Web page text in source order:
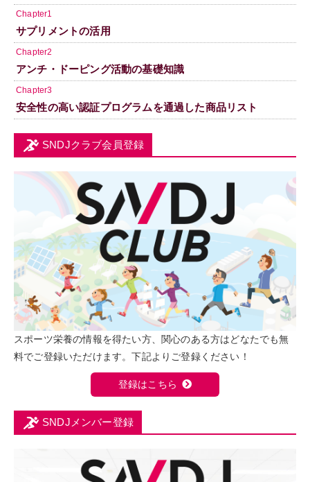
Chapter1
サプリメントの活用
Chapter2
アンチ・ドーピング活動の基礎知識
Chapter3
安全性の高い認証プログラムを通過した商品リスト
SNDJクラブ会員登録
スポーツ栄養の情報を得たい方、関心のある方はどなたでも無
料でご登録いただけます。下記よりご登録ください！
登録はこちら
SNDJメンバー登録